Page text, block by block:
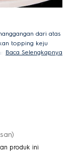
dari atas
topping keju
dasar yang renyah.
Baca Selengkapnya
produk ini